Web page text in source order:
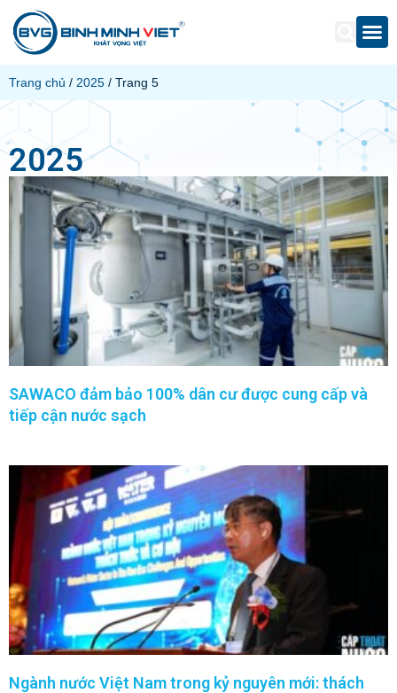
Trang chủ / 2025 / Trang 5
2025
SAWACO đảm bảo 100% dân cư được cung cấp và
tiếp cận nước sạch
Ngành nước Việt Nam trong kỷ nguyên mới: thách